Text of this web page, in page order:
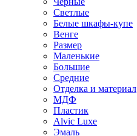
Светлые
Белые шкафы-купе
Венге
Размер
Маленькие
Большие
Средние
Отделка и материал
МДФ
Пластик
Alvic Luxe
Эмаль